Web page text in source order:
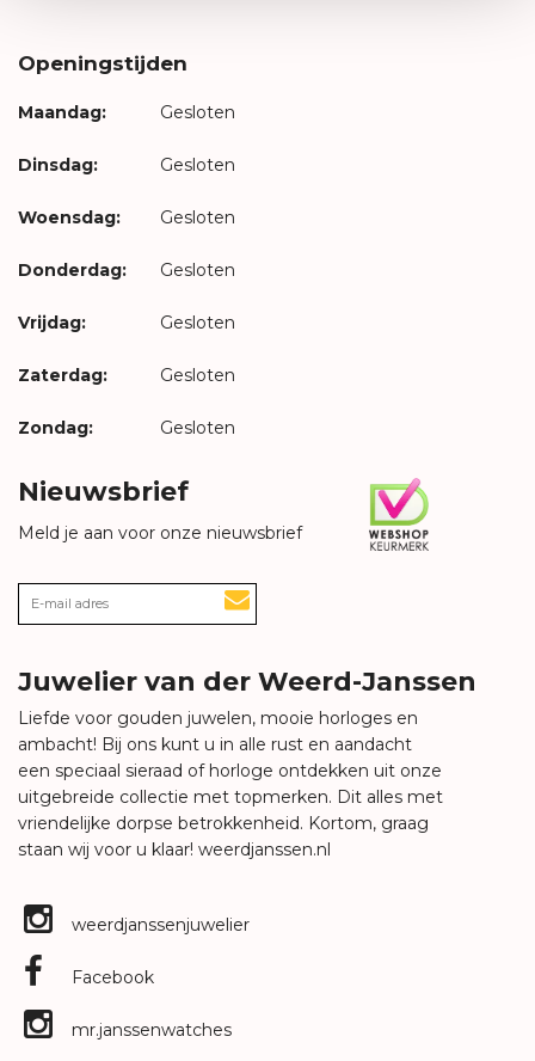
Openingstijden
Maandag: Gesloten
Dinsdag: Gesloten
Woensdag: Gesloten
Donderdag: Gesloten
Vrijdag: Gesloten
Zaterdag: Gesloten
Zondag: Gesloten
Nieuwsbrief
Meld je aan voor onze nieuwsbrief
Juwelier van der Weerd-Janssen
Liefde voor gouden juwelen, mooie horloges en
ambacht! Bij ons kunt u in alle rust en aandacht
een speciaal sieraad of horloge ontdekken uit onze
uitgebreide collectie met topmerken. Dit alles met
vriendelijke dorpse betrokkenheid. Kortom, graag
staan wij voor u klaar! weerdjanssen.nl
weerdjanssenjuwelier
Facebook
mr.janssenwatches